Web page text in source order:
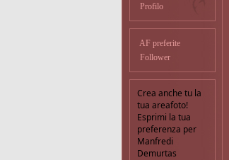
Profilo
AF preferite
Follower
Crea anche tu la
tua areafoto!
Esprimi la tua
preferenza per
Manfredi
Demurtas